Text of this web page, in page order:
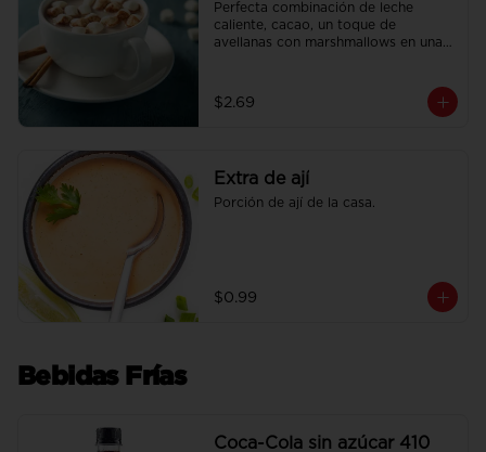
Perfecta combinación de leche
caliente, cacao, un toque de
avellanas con marshmallows en una
$2.69
Extra de ají
Porción de ají de la casa.
$0.99
Bebidas Frías
Coca-Cola sin azúcar 410